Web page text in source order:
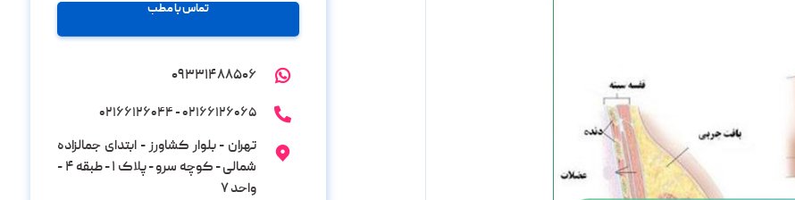
تماس با مطب
۰۹۳۳۱۴۸۸۵۰۶
۰۲۱۶۶۱۲۶۰۶۵ - ۰۲۱۶۶۱۲۶۰۴۴
تهران - بلوار کشاورز - ابتدای جمالزاده
شمالی - کوچه سرو - پلاک ۱ - طبقه ۴ -
واحد ۷